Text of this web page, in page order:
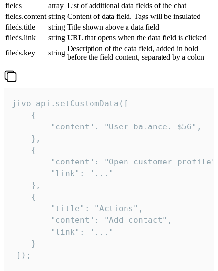
fields
array List of additional data fields of the chat
fields.content string Content of data field. Tags will be insulated
fileds.title
string Title shown above a data field
fileds.link
string URL that opens when the data field is clicked
fileds.key
string
Description of the data field, added in bold
before the field content, separated by a colon
jivo_api.setCustomData([
    {
        "content": "User balance: $56",
    },
    {
"content": "Open customer
        "link": "..."
    },
    {
        "title": "Actions",
        "content": "Add contact",
        "link": "..."
    }
]);